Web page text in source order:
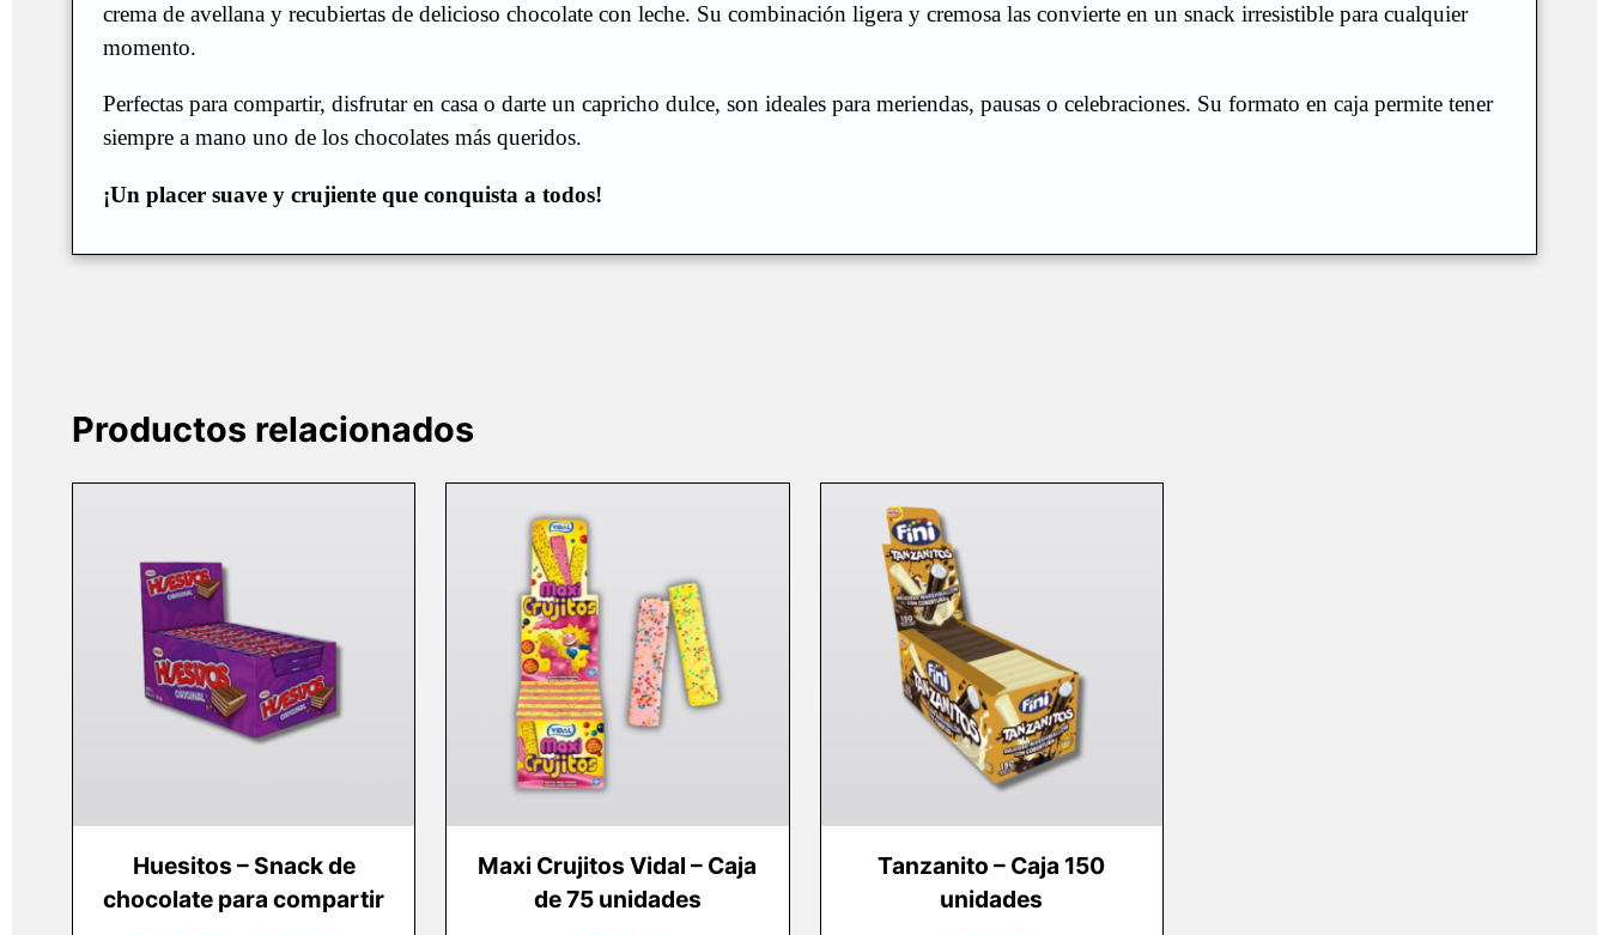
crema de avellana y recubiertas de delicioso chocolate con leche. Su combinación ligera y cremosa las convierte en un snack irresistible para cualquier
momento.
Perfectas para compartir, disfrutar en casa o darte un capricho dulce, son ideales para meriendas, pausas o celebraciones. Su formato en caja permite tener
siempre a mano uno de los chocolates más queridos.
¡Un placer suave y crujiente que conquista a todos!
Productos relacionados
Huesitos – Snack de
chocolate para compartir
Las
opciones
se
pueden
de
producto
Maxi Crujitos Vidal – Caja
de 75 unidades
Tanzanito – Caja 150
unidades